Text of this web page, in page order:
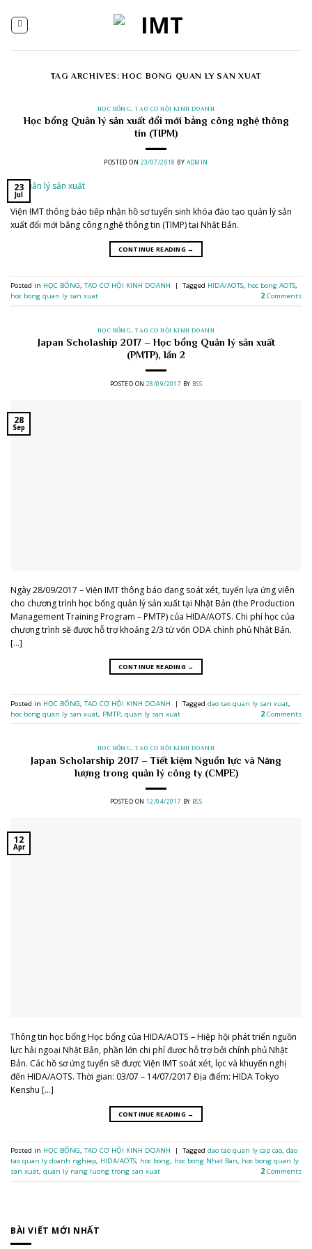
content
TAG ARCHIVES:HOC BONG QUAN LY SAN XUAT
HỌC BỔNG, TẠO CƠ HỘI KINH DOANH
Học bổng Quản lý sản xuất đổi mới bằng công nghệ thông
tin (TIPM)
POSTED ON 23/07/2018 BY ADMIN
23
Jul
Viện IMT thông báo tiếp nhận hồ sơ tuyển sinh khóa đào tạo quản lý sản
xuất đổi mới bằng công nghệ thông tin (TIMP) tại Nhật Bản.
CONTINUE READING →
Posted in HỌC BỔNG, TẠO CƠ HỘI KINH DOANH | Tagged HIDA/AOTS, hoc bong AOTS,
hoc bong quan ly san xuat
2Comments
HỌC BỔNG, TẠO CƠ HỘI KINH DOANH
Japan Scholaship 2017 – Học bổng Quản lý sản xuất
(PMTP), lần 2
POSTED ON 28/09/2017 BY BSS
28
Sep
Ngày 28/09/2017 – Viện IMT thông báo đang soát xét, tuyển lựa ứng viên
cho chương trình học bổng quản lý sản xuất tại Nhật Bản (the Production
Management Training Program – PMTP) của HIDA/AOTS. Chi phí học của
chương trình sẽ được hỗ trợ khoảng 2/3 từ vốn ODA chính phủ Nhật Bản.
[…]
CONTINUE READING →
Posted in HỌC BỔNG, TẠO CƠ HỘI KINH DOANH | Tagged dao tao quan ly san xuat,
hoc bong quan ly san xuat, PMTP, quan ly san xuat 2Comments
HỌC BỔNG, TẠO CƠ HỘI KINH DOANH
Japan Scholarship 2017 – Tiết kiệm Nguồn lực và Năng
lượng trong quản lý công ty (CMPE)
POSTED ON 12/04/2017 BY BSS
12
Apr
Thông tin học bổng Học bổng của HIDA/AOTS – Hiệp hội phát triển nguồn
lực hải ngoại Nhật Bản, phần lớn chi phí được hỗ trợ bởi chính phủ Nhật
Bản. Các hồ sơ ứng tuyển sẽ được Viện IMT soát xét, lọc và khuyến nghị
đến HIDA/AOTS. Thời gian: 03/07 – 14/07/2017 Địa điểm: HIDA Tokyo
Kenshu […]
CONTINUE READING →
Posted in HỌC BỔNG, TẠO CƠ HỘI KINH DOANH | Tagged dao tao quan ly cap cao, dao
tao quan ly doanh nghiep, HIDA/AOTS, hoc bong, hoc bong Nhat Ban, hoc bong quan ly
san xuat, quan ly nang luong trong san xuat 2Comments
BÀI VIẾT MỚI NHẤT